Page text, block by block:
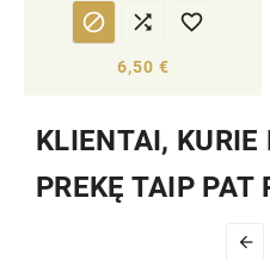
  
6,50 €
KLIENTAI, KURIE
PREKĘ TAIP PAT
